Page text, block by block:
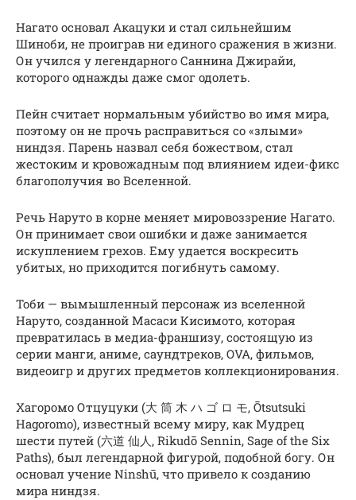
Нагато основал Акацуки и стал сильнейшим
Шиноби, не проиграв ни единого сражения в жизни.
Он учился у легендарного Саннина Джирайи,
которого однажды даже смог одолеть.
Пейн считает нормальным убийство во имя мира,
поэтому он не прочь расправиться со «злыми»
ниндзя. Парень назвал себя божеством, стал
жестоким и кровожадным под влиянием идеи-фикс
благополучия во Вселенной.
Речь Наруто в корне меняет мировоззрение Нагато.
Он принимает свои ошибки и даже занимается
искуплением грехов. Ему удается воскресить
убитых, но приходится погибнуть самому.
Тоби — вымышленный персонаж из вселенной
Наруто, созданной Масаси Кисимото, которая
превратилась в медиа-франшизу, состоящую из
серии манги, аниме, саундтреков, OVA, фильмов,
видеоигр и других предметов коллекционирования.
Хагоромо Отцуцуки (大 筒 木 ハ ゴ ロ モ, Ōtsutsuki
Hagoromo), известный всему миру, как Мудрец
шести путей (六道 仙人, Rikudō Sennin, Sage of the Six
Paths), был легендарной фигурой, подобной богу. Он
основал учение Ninshū, что привело к созданию
мира ниндзя.